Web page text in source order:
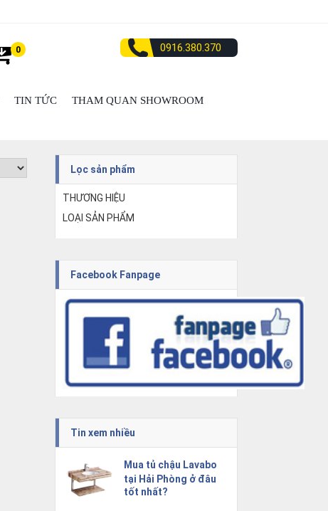
0 0916.380.370
TIN TỨC THAM QUAN SHOWROOM
Lọc sản phẩm
THƯƠNG HIỆU
LOẠI SẢN PHẨM
Facebook Fanpage
Tin xem nhiều
Mua tủ chậu Lavabo
tại Hải Phòng ở đâu
tốt nhất?